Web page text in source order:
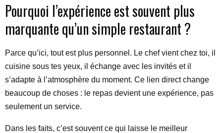
Pourquoi l’expérience est souvent plus
marquante qu’un simple restaurant ?
Parce qu’ici, tout est plus personnel. Le chef vient chez toi, il
cuisine sous tes yeux, il échange avec les invités et il
s’adapte à l’atmosphère du moment. Ce lien direct change
beaucoup de choses : le repas devient une expérience, pas
seulement un service.
Dans les faits, c’est souvent ce qui laisse le meilleur